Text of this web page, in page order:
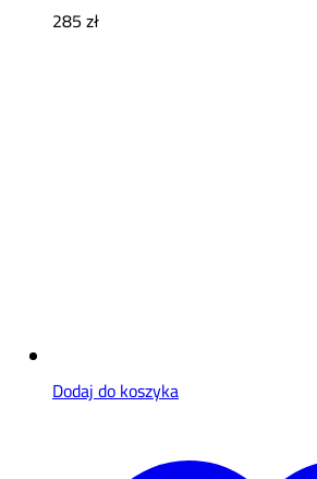
285zł
Dodaj do koszyka